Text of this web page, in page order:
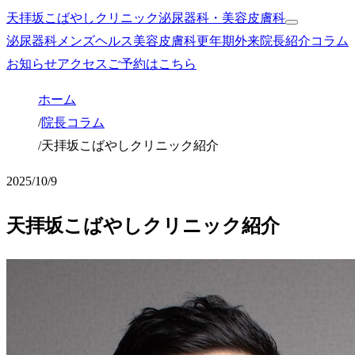
天拝坂こばやしクリニック泌尿器科・美容皮膚科
泌尿器科 メンズヘルス美容皮膚科更年期外来院長紹介コラム
お知らせアクセス ご予約はこちら
ホーム
/院長コラム
/天拝坂こばやしクリニック紹介
2025/10/9
天拝坂こばやしクリニック紹介